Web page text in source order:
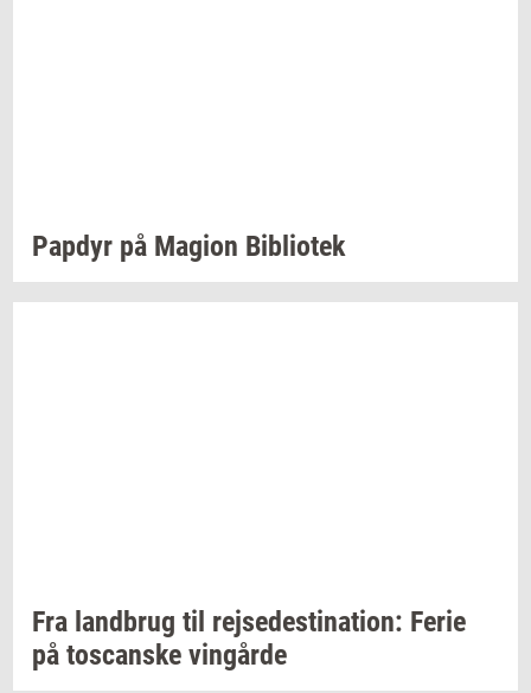
Pap­dyr på Magion Bi­bli­o­tek
Fra land­brug til rej­se­desti­na­tion: Ferie
på toscan­ske vin­går­de